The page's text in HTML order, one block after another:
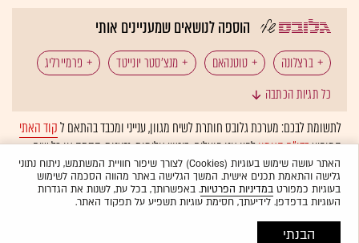
הוספה לנושאים שמעניינים אותי
ברצלונה טוטנהאם מנצ'סטר יונייטד פרמיירליג
כל תגיות הכתבה
לתשומת לבכם: מערכת גלובס חותרת לשיח מגוון, ענייני ומכבד בהתאם לקוד האתי
המופיעבדו"ח האמוןלפיו אנו פועלים. ביטויי אלימות, גזענות, הסתה או כל שיח
בלתי הולם אחר מסוננים בצורהאוטומטיתולא יפורסמו באתר.
האתר עושה שימוש בעוגיות (Cookies) לצורך שיפור חוויית המשתמש, ניתוח נתוני
גלישה והתאמת תכנים אישית. המשך הגלישה באתר מהווה הסכמה לשימוש
בעוגיות כמפורטבמדיניות הפרטיות. באפשרותך, בכל עת, לשנות את הגדרות
העוגיות בדפדפן. לידיעתך, חסימת עוגיות תשפיע על תפקוד האתר.
הבנתי